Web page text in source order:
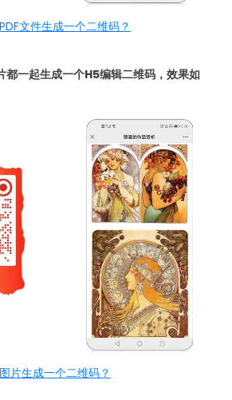
文件生成一个二维码？
都一起生成一个H5编辑二维码，效果如
片生成一个二维码？